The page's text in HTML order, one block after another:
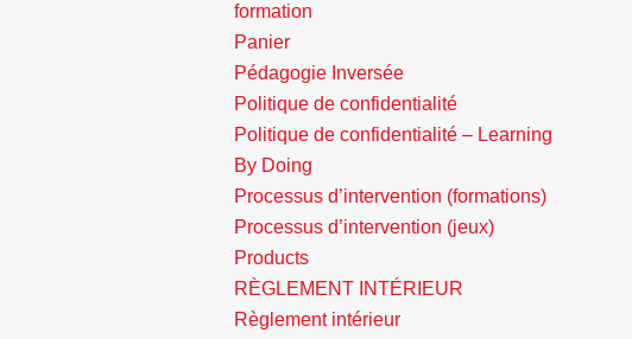
formation
Panier
Pédagogie Inversée
Politique de confidentialité
Politique de confidentialité – Learning
By Doing
Processus d’intervention (formations)
Processus d’intervention (jeux)
Products
RÈGLEMENT INTÉRIEUR
Règlement intérieur